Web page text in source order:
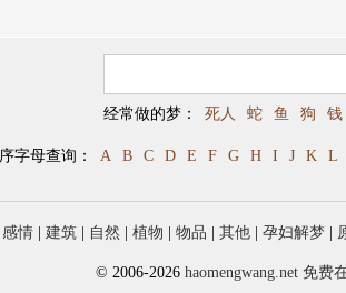
经常做的梦： 死人 蛇 鱼 狗 钱
字母查询： A B C D E F G H I J K L
感情 建筑 自然 植物 物品 其他 孕妇解梦
© 2006-2026 haomengwang.net 免